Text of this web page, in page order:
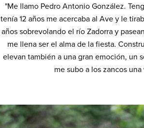
"Me llamo Pedro Antonio González.
tenía 12 años me acercaba al Ave y le
años sobrevolando el río Zadorra y
me llena ser el alma de la fiesta.
elevan también a una gran emoción, un
me subo a los zancos